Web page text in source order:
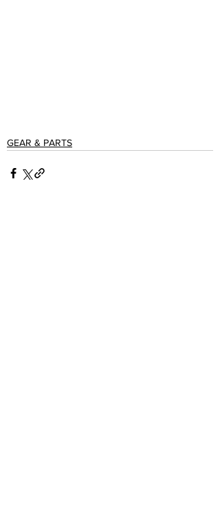
GEAR & PARTS